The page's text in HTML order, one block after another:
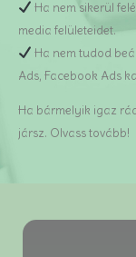
Ha nem sikerül
media felületeidet.
Ha nem tudod
Ads, Facebook Ads
Ha bármelyik igaz
jársz. Olvass tovább!